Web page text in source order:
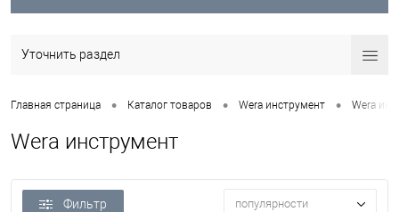
Уточнить раздел
Главная страница • Каталог товаров • Wera инструмент • Wera
Wera инструмент
Фильтр популярности